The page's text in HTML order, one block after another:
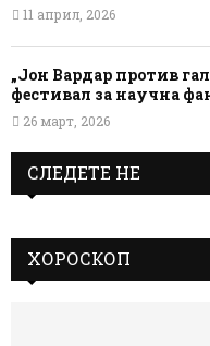
11 април, 2026
„Јон Вардар против
фестивал за научна
26 март, 2026
СЛЕДЕТЕ НЕ
ХОРОСКОП